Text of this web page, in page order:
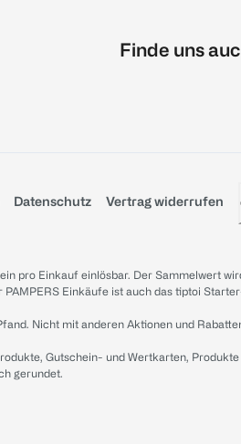
Finde uns
Datenschutz Vertrag widerrufen
pro Einkauf einlösbar. Der Sammelwert
Einkäufe ist auch das tiptoi
Nicht mit anderen Aktionen und
Gutschein- und Wertkarten,
gerundet.